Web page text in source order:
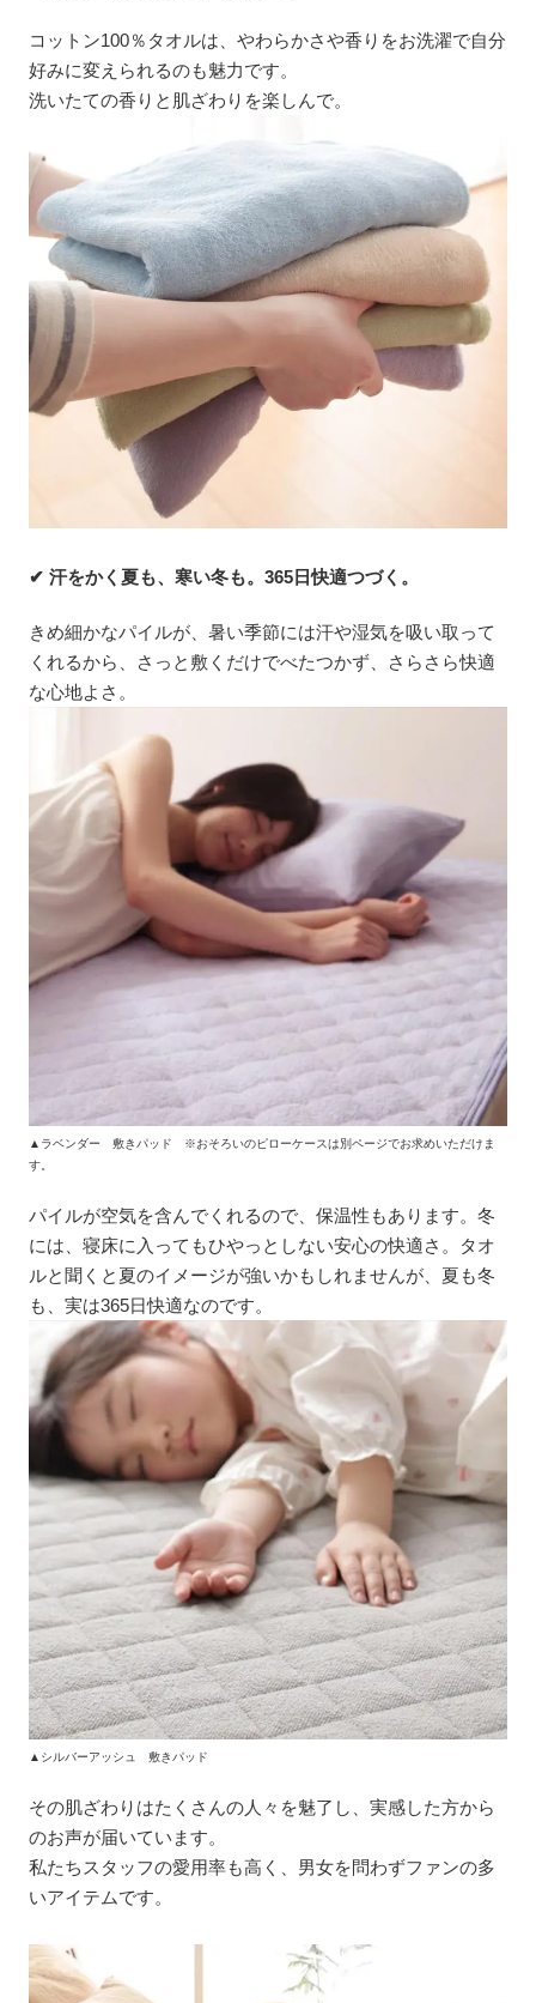
コットン100％タオルは、やわらかさや香りをお洗濯で自分
好みに変えられるのも魅力です。
洗いたての香りと肌ざわりを楽しんで。
✔ 汗をかく夏も、寒い冬も。365日快適つづく。
きめ細かなパイルが、暑い季節には汗や湿気を吸い取って
くれるから、さっと敷くだけでべたつかず、さらさら快適
な心地よさ。
▲ラベンダー 敷きパッド ※おそろいのピローケースは別ページでお求めいただけま
す。
パイルが空気を含んでくれるので、保温性もあります。冬
には、寝床に入ってもひやっとしない安心の快適さ。タオ
ルと聞くと夏のイメージが強いかもしれませんが、夏も冬
も、実は365日快適なのです。
▲シルバーアッシュ 敷きパッド
その肌ざわりはたくさんの人々を魅了し、実感した方から
のお声が届いています。
私たちスタッフの愛用率も高く、男女を問わずファンの多
いアイテムです。